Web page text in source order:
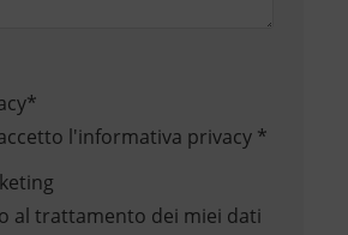
*
l'informativa privacy*
al trattamento dei miei dati